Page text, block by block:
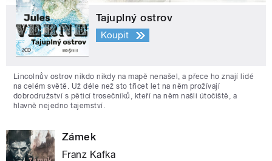
Tajuplný ostrov
Koupit
Lincolnův ostrov nikdo nikdy na mapě nenašel, a přece ho znají lidé
na celém světě. Už déle než sto třicet let na něm prožívají
dobrodružství s pěticí trosečníků, kteří na něm našli útočiště, a
hlavně nejedno tajemství.
Zámek
Franz Kafka